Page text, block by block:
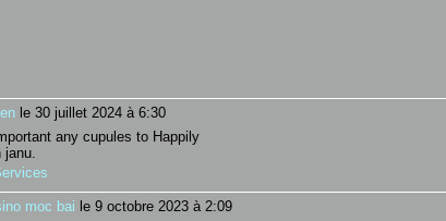
le 30 juillet 2024 à 6:30
any cupules to Happily
moc bai le 9 octobre 2023 à 2:09